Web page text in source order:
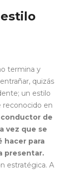
termina y
quizás
un estilo
reconocido en
de
vez que se
hacer para
presentar.
estratégica. A